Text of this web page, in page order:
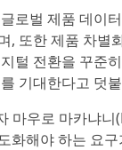
벌 제품 데이
, 또한 제품 차
털 전환을 꾸준
기대한다고 덧
마우로 마카냐
화해야 하는 요